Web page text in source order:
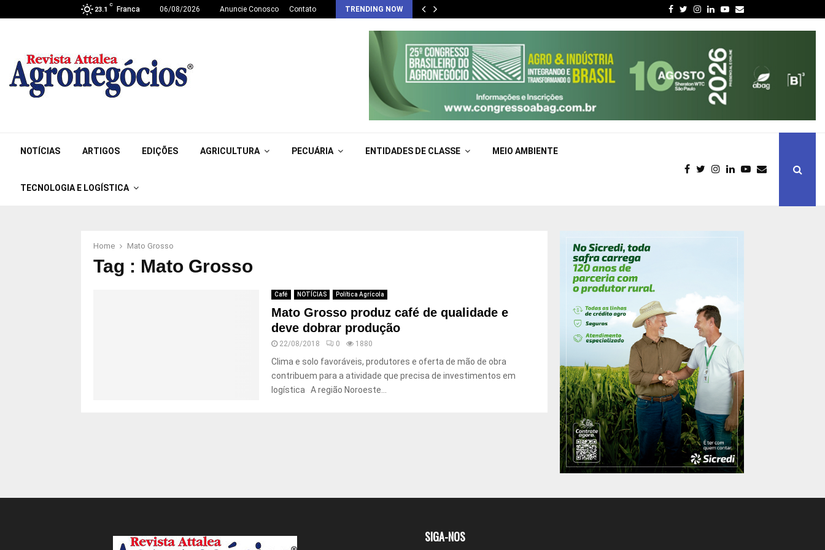
23.1
C
Franca 06/08/2026 Anuncie Conosco Contato TRENDING NOW Facebook
Twitter
Instagram
LinkedinYoutube
Email
NOTÍCIAS ARTIGOS EDIÇÕES AGRICULTURA PECUÁRIA ENTIDADES DE CLASSE MEIO AMBIENTE
TECNOLOGIA E LOGÍSTICA
Home Mato Grosso
Tag : Mato Grosso
Café NOTÍCIAS Política Agrícola
Mato Grosso produz café de qualidade e
deve dobrar produção
22/08/2018 0 1880
Clima e solo favoráveis, produtores e oferta de mão de obra
contribuem para a atividade que precisa de investimentos em
logística A região Noroeste...
SIGA-NOS